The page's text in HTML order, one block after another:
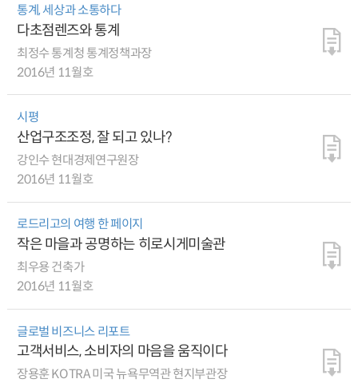
통계, 세상과 소통하다
다초점렌즈와 통계
최정수 통계청 통계정책과장
2016년 11월호
시평
산업구조조정, 잘 되고 있나?
강인수 현대경제연구원장
2016년 11월호
로드리고의 여행 한 페이지
작은 마을과 공명하는 히로시게미술관
최우용 건축가
2016년 11월호
글로벌 비즈니스 리포트
고객서비스, 소비자의 마음을 움직이다
장용훈 KOTRA 미국 뉴욕무역관 현지부관장